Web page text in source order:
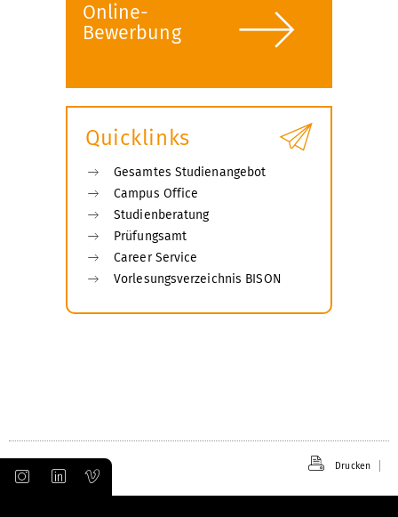
Online-
Bewerbung
Quicklinks
Gesamtes Studienangebot
Campus Office
Studienberatung
Prüfungsamt
Career Service
Vorlesungsverzeichnis BISON
Drucken